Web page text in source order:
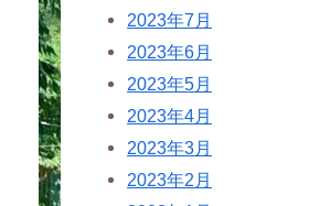
2023年7月
2023年6月
2023年5月
2023年4月
2023年3月
2023年2月